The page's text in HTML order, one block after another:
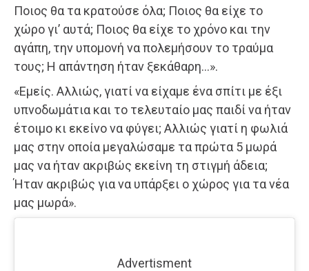
Ποιος θα τα κρατούσε όλα; Ποιος θα είχε το
χώρο γι’ αυτά; Ποιος θα είχε το χρόνο και την
αγάπη, την υπομονή να πολεμήσουν το τραύμα
τους; Η απάντηση ήταν ξεκάθαρη…».
«Εμείς. Αλλιώς, γιατί να είχαμε ένα σπίτι με έξι
υπνοδωμάτια και το τελευταίο μας παιδί να ήταν
έτοιμο κι εκείνο να φύγει; Αλλιώς γιατί η φωλιά
μας στην οποία μεγαλώσαμε τα πρώτα 5 μωρά
μας να ήταν ακριβώς εκείνη τη στιγμή άδεια;
Ήταν ακριβώς για να υπάρξει ο χώρος για τα νέα
μας μωρά».
Advertisment